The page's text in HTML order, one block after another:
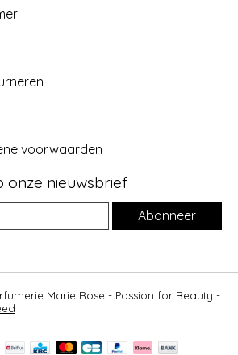
voorwaarden
onze nieuwsbrief
Abonneer
Marie Rose - Passion for Beauty -